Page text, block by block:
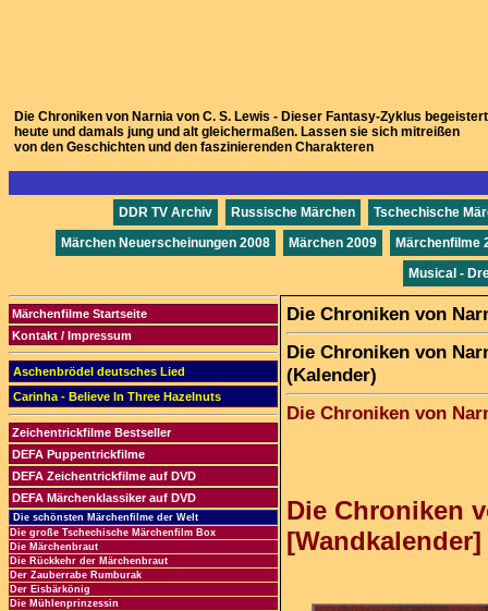
Die Chroniken von Narnia von C. S. Lewis - Dieser Fantasy-Zyklus begeistert
heute und damals jung und alt gleichermaßen. Lassen sie sich mitreißen
von den Geschichten und den faszinierenden Charakteren
DDR TV Archiv Russische Märchen
Tschechische
Märchen Neuerscheinungen 2008
Märchen 2009
Märchenfilme
Musical -
Märchenfilme Startseite
Kontakt / Impressum
Aschenbrödel deutsches Lied
Carinha - Believe In Three Hazelnuts
Zeichentrickfilme Bestseller
DEFA Puppentrickfilme
DEFA Zeichentrickfilme auf DVD
DEFA Märchenklassiker auf DVD
Die schönsten Märchenfilme der Welt
Die große Tschechische Märchenfilm Box
Die Märchenbraut
Die Rückkehr der Märchenbraut
Der Zauberrabe Rumburak
Der Eisbärkönig
Die Mühlenprinzessin
Die Chroniken von
Die Chroniken von
(Kalender)
Die Chroniken von
Die Chroniken